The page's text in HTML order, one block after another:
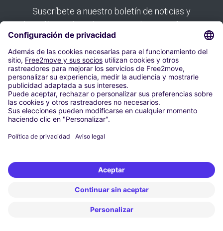
Suscríbete a nuestro boletín de noticias y
benefíciate de todas nuestras buenas ofertas:
Suscribirse